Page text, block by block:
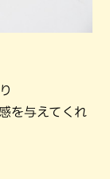
を与えてくれ